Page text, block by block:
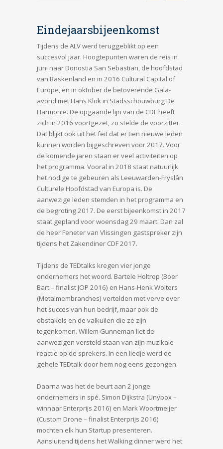
Eindejaarsbijeenkomst
Tijdens de ALV werd teruggeblikt op een
succesvol jaar. Hoogtepunten waren de reis in
juni naar Donostia San Sebastian, de hoofdstad
van Baskenland en in 2016 Cultural Capital of
Europe, en in oktober de betoverende Gala-
avond met Hans Klok in Stadsschouwburg De
Harmonie. De opgaande lijn van de CDF heeft
zich in 2016 voortgezet, zo stelde de voorzitter.
Dat blijkt ook uit het feit dat er tien nieuwe leden
kunnen worden bijgeschreven voor 2017. Voor
de komende jaren staan er veel activiteiten op
het programma. Vooral in 2018 staat natuurlijk
het nodige te gebeuren als Leeuwarden-Fryslân
Culturele Hoofdstad van Europa is. De
aanwezige leden stemden in het programma en
de begroting 2017. De eerst bijeenkomst in 2017
staat gepland voor woensdag 29 maart. Dan zal
de heer Feneter van Vlissingen gastspreker zijn
tijdens het Zakendiner CDF 2017.
Tijdens de TEDtalks kregen vier jonge
ondernemers het woord. Bartele Holtrop (Boer
Bart – finalist JOP 2016) en Hans-Henk Wolters
(Metalmembranches) vertelden met verve over
het succes van hun bedrijf, maar ook de
obstakels en de valkuilen die ze zijn
tegenkomen. Willem Gunneman liet de
aanwezigen versteld staan van zijn muzikale
reactie op de sprekers. In een liedje werd de
gehele TEDtalk door hem nog eens gezongen.
Daarna was het de beurt aan 2 jonge
ondernemers in spé. Simon Dijkstra (Unybox –
winnaar Enterprijs 2016) en Mark Woortmeijer
(Custom Drone – finalist Enterprijs 2016)
mochten elk hun Startup presenteren.
Aansluitend tijdens het Walking dinner werd het